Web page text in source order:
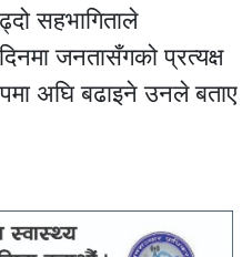
सहभागिताले
जनतासँगको प्रत्यक्ष
अघि बढाइने उनले बताए